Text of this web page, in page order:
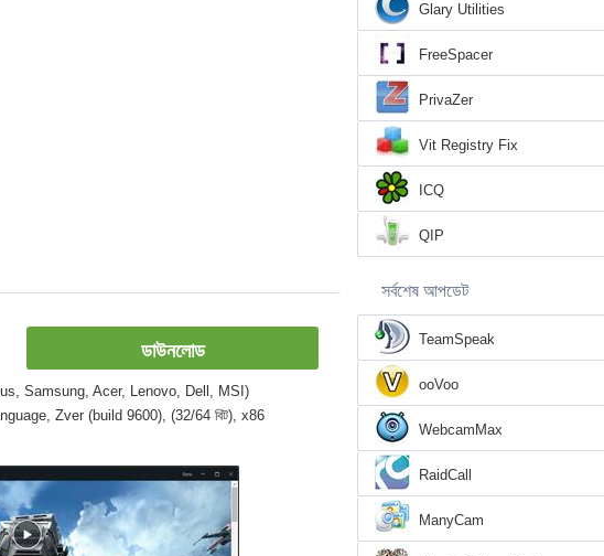
ডাউনলোড
Asus, Samsung, Acer, Lenovo, Dell, MSI)
Zver (build 9600), (32/64 বিট), x86
Glary Utilities
FreeSpacer
PrivaZer
Vit Registry Fix
ICQ
QIP
সর্বশেষ আপডেট
TeamSpeak
ooVoo
WebcamMax
RaidCall
ManyCam